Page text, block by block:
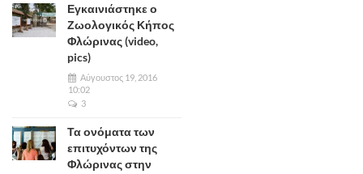
Εγκαινιάστηκε ο
Ζωολογικός Κήπος
Φλώρινας (video,
pics)
Αύγουστος 19, 2016
10:02
3
Τα ονόματα των
επιτυχόντων της
Φλώρινας στην